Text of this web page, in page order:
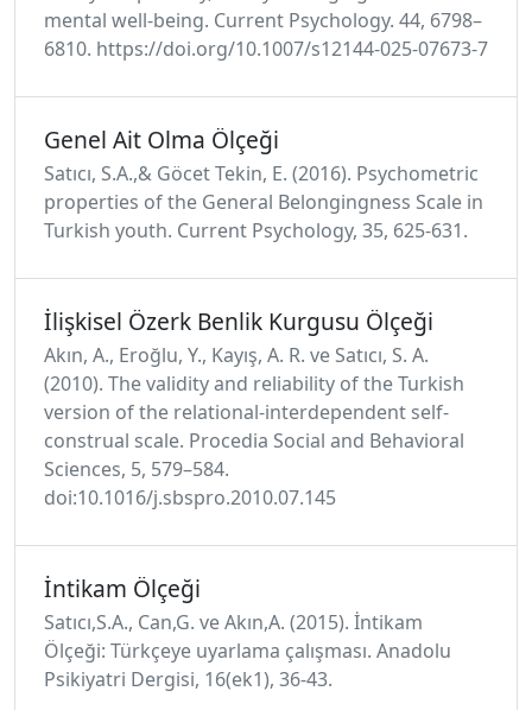
mental well-being. Current Psychology. 44, 6798–
6810. https://doi.org/10.1007/s12144-025-07673-7
Genel Ait Olma Ölçeği
Satıcı, S.A.,& Göcet Tekin, E. (2016). Psychometric
properties of the General Belongingness Scale in
Turkish youth. Current Psychology, 35, 625-631.
İlişkisel Özerk Benlik Kurgusu Ölçeği
Akın, A., Eroğlu, Y., Kayış, A. R. ve Satıcı, S. A.
(2010). The validity and reliability of the Turkish
version of the relational-interdependent self-
construal scale. Procedia Social and Behavioral
Sciences, 5, 579–584.
doi:10.1016/j.sbspro.2010.07.145
İntikam Ölçeği
Satıcı,S.A., Can,G. ve Akın,A. (2015). İntikam
Ölçeği: Türkçeye uyarlama çalışması. Anadolu
Psikiyatri Dergisi, 16(ek1), 36-43.